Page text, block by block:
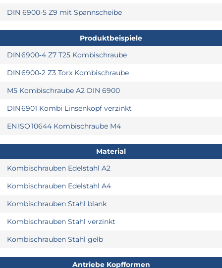
DIN 6900-5 Z9 mit Spannscheibe
Produktbeispiele
DIN 6900‑4 Z7 T25 Kombischraube
DIN 6900‑2 Z3 Torx Kombischraube
M5 Kombischraube A2 DIN 6900
DIN 6901 Kombi Linsenkopf verzinkt
EN ISO 10644 Kombischraube M4
Material
Kombischrauben Edelstahl A2
Kombischrauben Edelstahl A4
Kombischrauben Stahl blank
Kombischrauben Stahl verzinkt
Kombischrauben Stahl gelb
Antriebe Kopfformen